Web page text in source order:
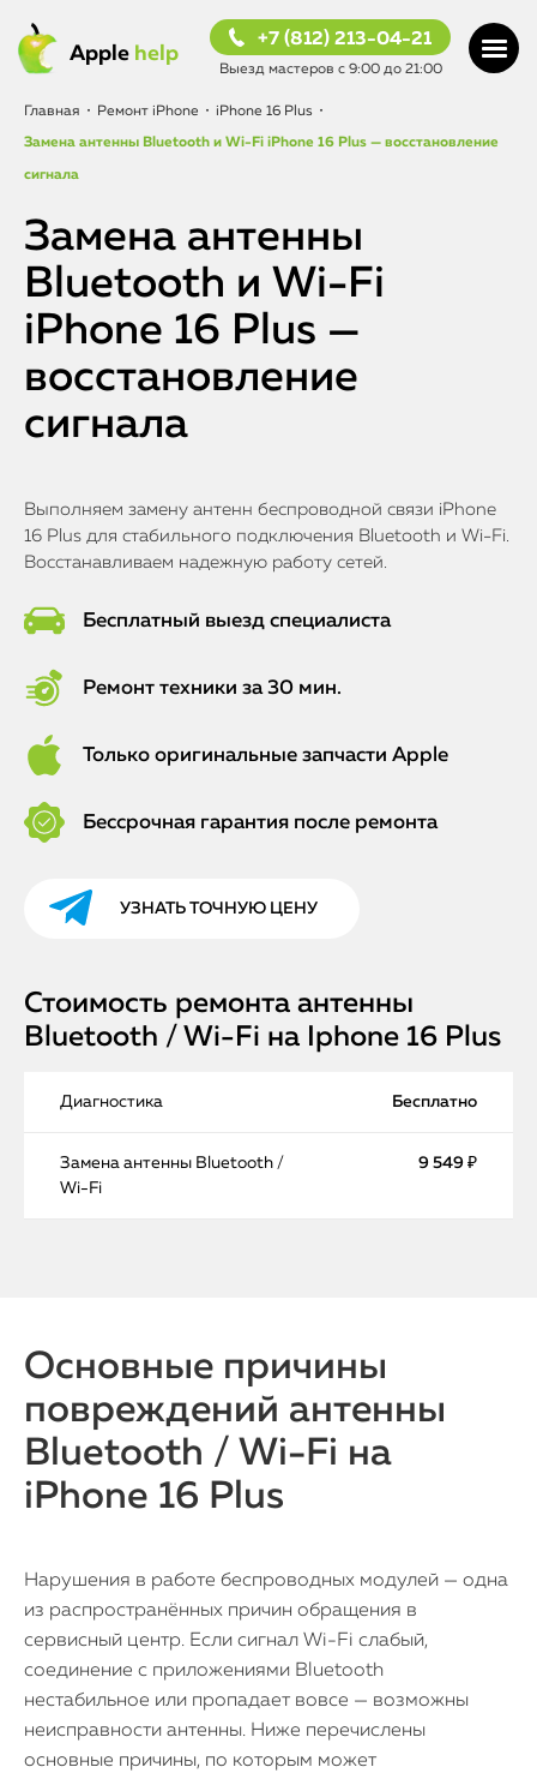
Apple help
+7 (812) 213-04-21
Выезд мастеров с 9:00 до 21:00
Главная • Ремонт iPhone • iPhone 16 Plus •
Замена антенны Bluetooth и Wi-Fi iPhone 16 Plus — восстановление
сигнала
Замена антенны
Bluetooth и Wi-Fi
iPhone 16 Plus —
восстановление
сигнала
Выполняем замену антенн беспроводной связи iPhone
16 Plus для стабильного подключения Bluetooth и Wi-Fi.
Восстанавливаем надежную работу сетей.
Бесплатный выезд специалиста
Ремонт техники за 30 мин.
Только оригинальные запчасти Apple
Бессрочная гарантия после ремонта
УЗНАТЬ ТОЧНУЮ ЦЕНУ
Стоимость ремонта антенны
Bluetooth / Wi-Fi на Iphone 16 Plus
Диагностика Бесплатно
Замена антенны Bluetooth /
Wi-Fi
9 549 ₽
Основные причины
повреждений антенны
Bluetooth / Wi-Fi на
iPhone 16 Plus
Нарушения в работе беспроводных модулей — одна
из распространённых причин обращения в
сервисный центр. Если сигнал Wi-Fi слабый,
соединение с приложениями Bluetooth
нестабильное или пропадает вовсе — возможны
неисправности антенны. Ниже перечислены
основные причины, по которым может